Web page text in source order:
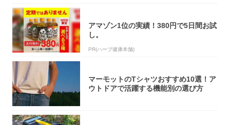
アマゾン1位の実績！380円で5日間お試
し。
PR(ハーブ健康本舗)
マーモットのTシャツおすすめ10選！ア
ウトドアで活躍する機能別の選び方